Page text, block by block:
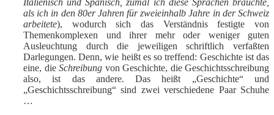
als ich in den 80er Jahren für zweieinhalb Jahre in der Schweiz
arbeitete), wodurch sich das Verständnis festigte von
Themenkomplexen und ihrer mehr oder weniger guten
Ausleuchtung durch die jeweiligen schriftlich verfaßten
Darlegungen. Denn, wie heißt es so treffend: Geschichte ist das
eine, die Schreibung von Geschichte, die Geschichtsschreibung
also, ist das andere. Das heißt „Geschichte“ und
„Geschichtsschreibung“ sind zwei verschiedene Paar Schuhe
…